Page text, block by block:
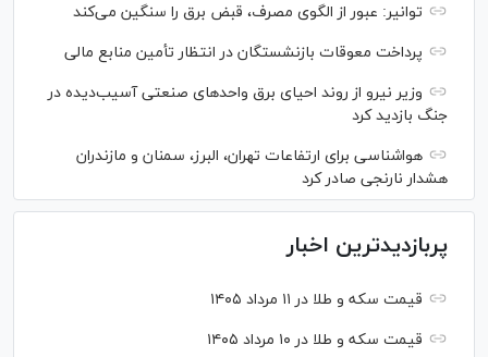
توانیر: عبور از الگوی مصرف، قبض برق را سنگین می‌کند
پرداخت معوقات بازنشستگان در انتظار تأمین منابع مالی
وزیر نیرو از روند احیای برق واحدهای صنعتی آسیب‌دیده در
جنگ بازدید کرد
هواشناسی برای ارتفاعات تهران، البرز، سمنان و مازندران
هشدار نارنجی صادر کرد
پربازدیدترین اخبار
قیمت سکه و طلا در ۱۱ مرداد ۱۴۰۵
قیمت سکه و طلا در ۱۰ مرداد ۱۴۰۵